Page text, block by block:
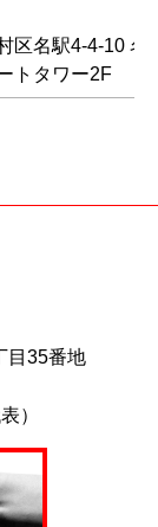
区名駅4-4-10 名
トタワー2F
目35番地
）